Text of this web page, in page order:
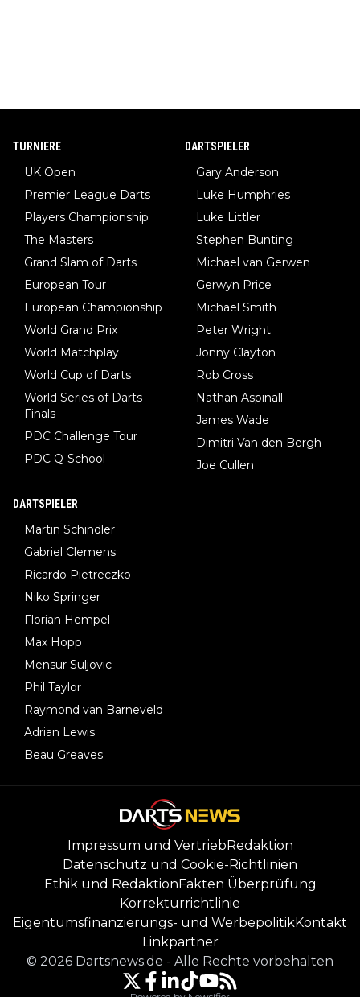
TURNIERE
UK Open
Premier League Darts
Players Championship
The Masters
Grand Slam of Darts
European Tour
European Championship
World Grand Prix
World Matchplay
World Cup of Darts
World Series of Darts
Finals
PDC Challenge Tour
PDC Q-School
DARTSPIELER
Gary Anderson
Luke Humphries
Luke Littler
Stephen Bunting
Michael van Gerwen
Gerwyn Price
Michael Smith
Peter Wright
Jonny Clayton
Rob Cross
Nathan Aspinall
James Wade
Dimitri Van den Bergh
Joe Cullen
DARTSPIELER
Martin Schindler
Gabriel Clemens
Ricardo Pietreczko
Niko Springer
Florian Hempel
Max Hopp
Mensur Suljovic
Phil Taylor
Raymond van Barneveld
Adrian Lewis
Beau Greaves
Impressum und VertriebRedaktion
Datenschutz und Cookie-Richtlinien
Ethik und RedaktionFakten Überprüfung
Korrekturrichtlinie
Eigentumsfinanzierungs- und WerbepolitikKontakt
Linkpartner
© 2026 Dartsnews.de - Alle Rechte vorbehalten